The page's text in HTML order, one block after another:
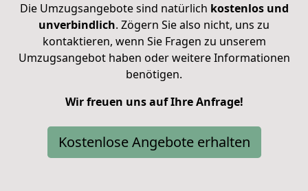
Die Umzugsangebote sind natürlich kostenlos und
unverbindlich. Zögern Sie also nicht, uns zu
kontaktieren, wenn Sie Fragen zu unserem
Umzugsangebot haben oder weitere Informationen
benötigen.
Wir freuen uns auf Ihre Anfrage!
Kostenlose Angebote erhalten